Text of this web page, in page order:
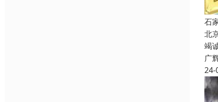
石
北
竭
广
24-